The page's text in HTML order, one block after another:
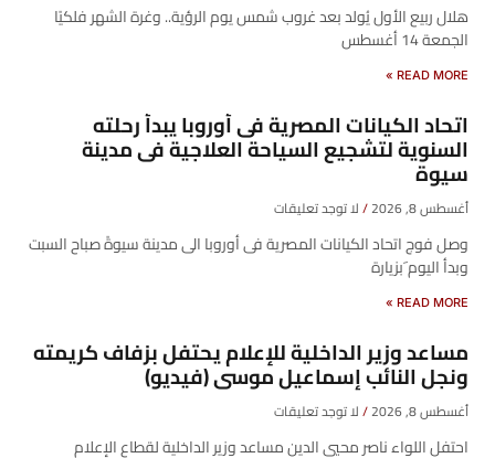
هلال ربيع الأول يُولد بعد غروب شمس يوم الرؤية.. وغرة الشهر فلكيًا
الجمعة 14 أغسطس
READ MORE »
اتحاد الكيانات المصرية فى أوروبا يبدأ رحلته
السنوية لتشجيع السياحة العلاجية فى مدينة
سيوة
أغسطس 8, 2026 لا توجد تعليقات
وصل فوج اتحاد الكيانات المصرية فى أوروبا الى مدينة سيوةً صباح السبت
وبدأ اليوم َبزيارة
READ MORE »
مساعد وزير الداخلية للإعلام يحتفل بزفاف كريمته
ونجل النائب إسماعيل موسى (فيديو)
أغسطس 8, 2026 لا توجد تعليقات
احتفل اللواء ناصر محيي الدين مساعد وزير الداخلية لقطاع الإعلام